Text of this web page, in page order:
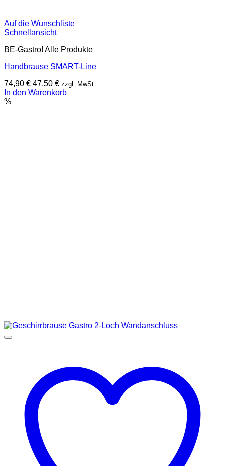
Auf die Wunschliste
Schnellansicht
BE-Gastro! Alle Produkte
Handbrause SMART-Line
74,90€ Ursprünglicher
Preis
47,50 €Aktueller
Preis
zzgl. MwSt.
In den Warenkorb
%